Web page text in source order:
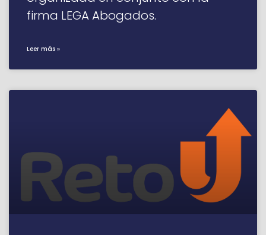
firma LEGA Abogados.
Leer más »